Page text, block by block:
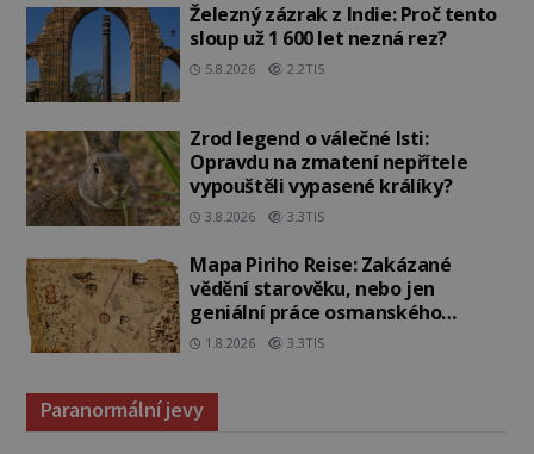
Železný zázrak z Indie: Proč tento
sloup už 1 600 let nezná rez?
5.8.2026 2.2TIS
Zrod legend o válečné lsti:
Opravdu na zmatení nepřítele
vypouštěli vypasené králíky?
3.8.2026 3.3TIS
Mapa Piriho Reise: Zakázané
vědění starověku, nebo jen
geniální práce osmanského
admirála?
1.8.2026 3.3TIS
Paranormální jevy